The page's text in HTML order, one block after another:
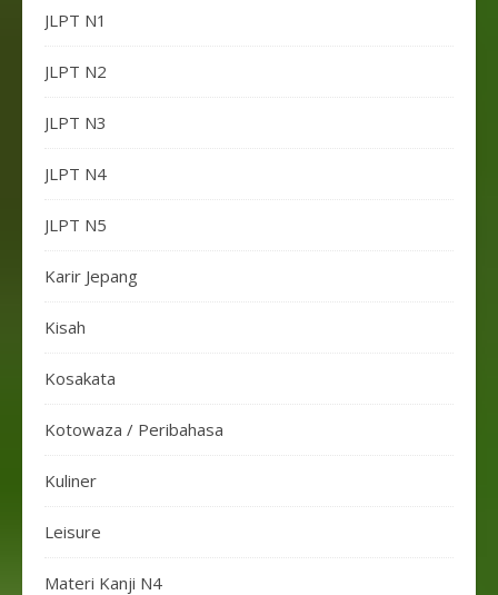
JLPT N1
JLPT N2
JLPT N3
JLPT N4
JLPT N5
Karir Jepang
Kisah
Kosakata
Kotowaza / Peribahasa
Kuliner
Leisure
Materi Kanji N4